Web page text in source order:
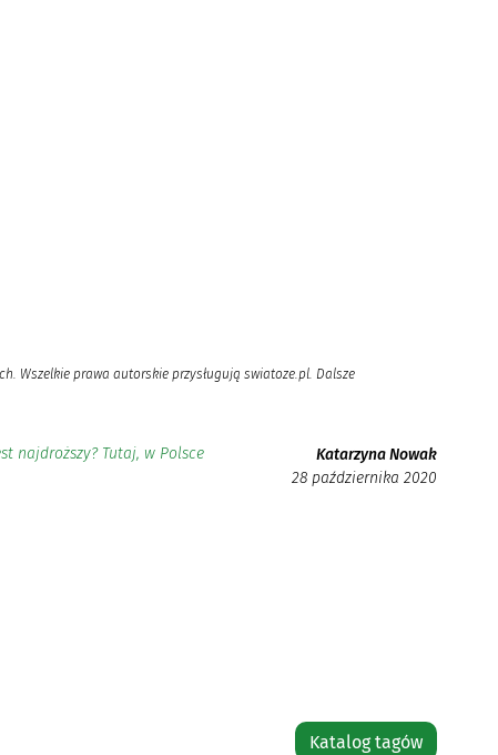
Wszelkie prawa autorskie przysługują swiatoze.pl. Dalsze
najdroższy? Tutaj, w Polsce
Katarzyna Nowak
28 października 2020
Katalog tagów